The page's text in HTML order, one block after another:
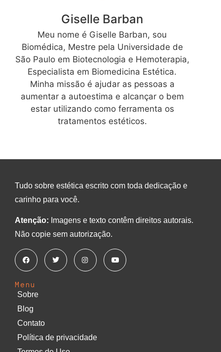
Giselle Barban
Meu nome é Giselle Barban, sou
Biomédica, Mestre pela Universidade de
São Paulo em Biotecnologia e Hemoterapia,
Especialista em Biomedicina Estética.
Minha missão é ajudar as pessoas a
aumentar a autoestima e alcançar o bem
estar utilizando como ferramenta os
tratamentos estéticos.
Tudo sobre estética escrito com toda dedicação e
carinho para você.
Atenção: Imagens e texto contêm direitos autorais.
Não copie sem autorização.
Menu
Sobre
Blog
Contato
Política de privacidade